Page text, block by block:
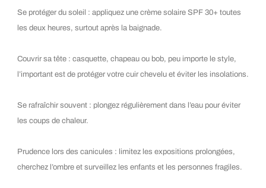
Se protéger du soleil : appliquez une crème solaire SPF 30+ toutes
les deux heures, surtout après la baignade.
Couvrir sa tête : casquette, chapeau ou bob, peu importe le style,
l’important est de protéger votre cuir chevelu et éviter les insolations.
Se rafraîchir souvent : plongez régulièrement dans l’eau pour éviter
les coups de chaleur.
Prudence lors des canicules : limitez les expositions prolongées,
cherchez l’ombre et surveillez les enfants et les personnes fragiles.